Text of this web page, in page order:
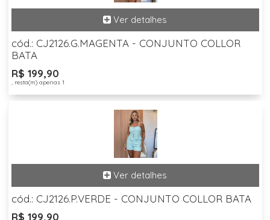
cód.: CJ2126.G.MAGENTA - CONJUNTO COLLOR
BATA
R$ 199,90
, resta(m) apenas 1
cód.: CJ2126.P.VERDE - CONJUNTO COLLOR BATA
R$ 199,90